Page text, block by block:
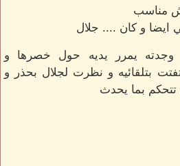
مناسب
ايضا و كان .... جلال
وجدته يمرر يديه حول خصرها و
بتلقائيه و نظرت لجلال بحذر و
تتحكم بما يحدث